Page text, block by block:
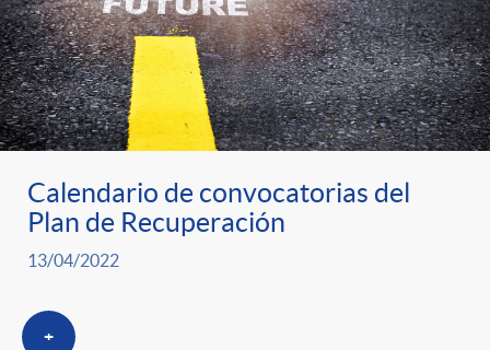
a
t
e
g
o
s
Calendario de convocatorias del
Plan de Recuperación
13/04/2022
+